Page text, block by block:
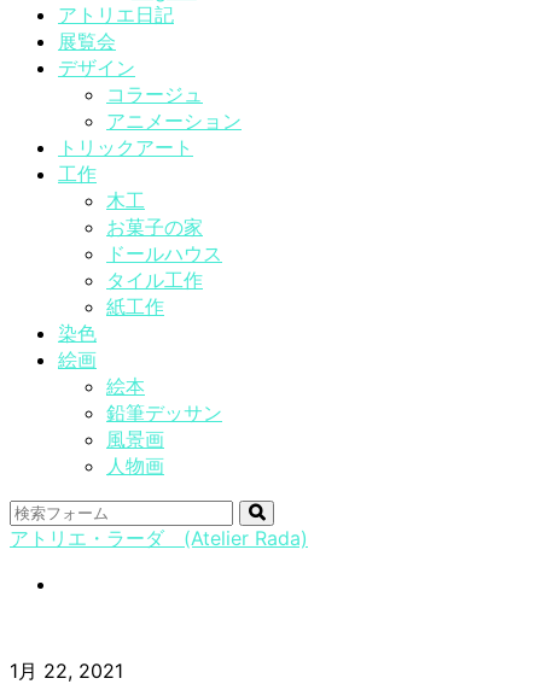
アトリエ日記
展覧会
デザイン
コラージュ
アニメーション
トリックアート
工作
木工
お菓子の家
ドールハウス
タイル工作
紙工作
染色
絵画
絵本
鉛筆デッサン
風景画
人物画
検
索
アトリエ・ラーダ (Atelier Rada)
1月 22, 2021